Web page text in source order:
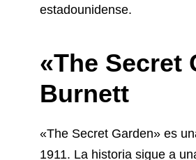
estadounidense.
«The Secret
Burnett
«The Secret Garden» es
1911. La historia sigue a